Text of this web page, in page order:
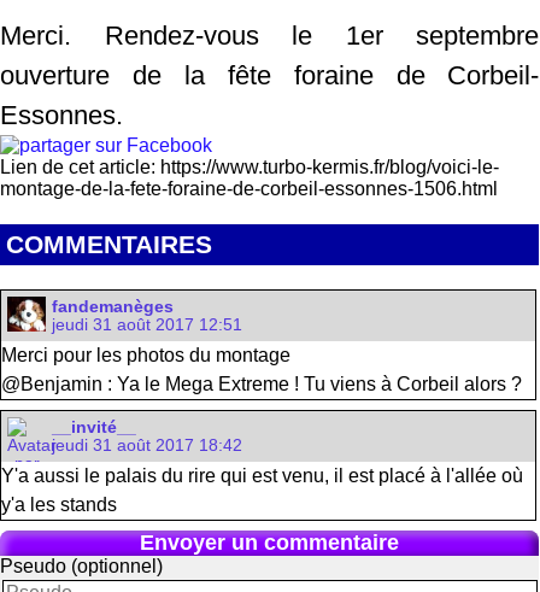
Merci. Rendez-vous le 1er septembre
ouverture de la fête foraine de Corbeil-
Essonnes.
Lien de cet article: https://www.turbo-kermis.fr/blog/voici-le-
montage-de-la-fete-foraine-de-corbeil-essonnes-1506.html
COMMENTAIRES
fandemanèges
jeudi 31 août 2017 12:51
Merci pour les photos du montage
@Benjamin : Ya le Mega Extreme ! Tu viens à Corbeil alors ?
__invité__
jeudi 31 août 2017 18:42
Y'a aussi le palais du rire qui est venu, il est placé à l'allée où
y'a les stands
Envoyer un commentaire
Pseudo (optionnel)